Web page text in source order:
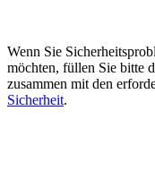
Wenn Sie
möchten, füllen Sie bitte
zusammen mit den
Sicherheit.